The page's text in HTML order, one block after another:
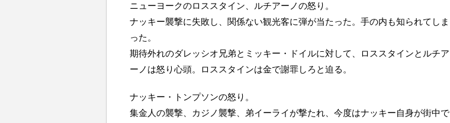
ニューヨークのロススタイン、ルチアーノの怒り。
ナッキー襲撃に失敗し、関係ない観光客に弾が当たった。手の内も知られてしま
った。
期待外れのダレッシオ兄弟とミッキー・ドイルに対して、ロススタインとルチア
ーノは怒り心頭。ロススタインは金で謝罪しろと迫る。
ナッキー・トンプソンの怒り。
集金人の襲撃、カジノ襲撃、弟イーライが撃たれ、今度はナッキー自身が街中で